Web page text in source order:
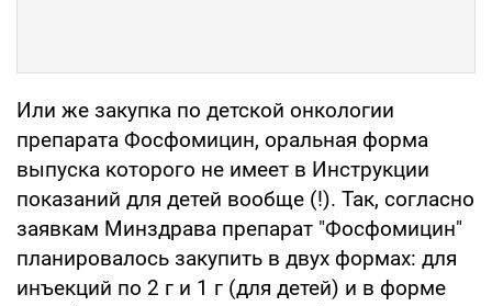
Или же закупка по детской онкологии
препарата Фосфомицин, оральная форма
выпуска которого не имеет в Инструкции
показаний для детей вообще (!). Так, согласно
заявкам Минздрава препарат "Фосфомицин"
планировалось закупить в двух формах: для
инъекций по 2 г и 1 г (для детей) и в форме